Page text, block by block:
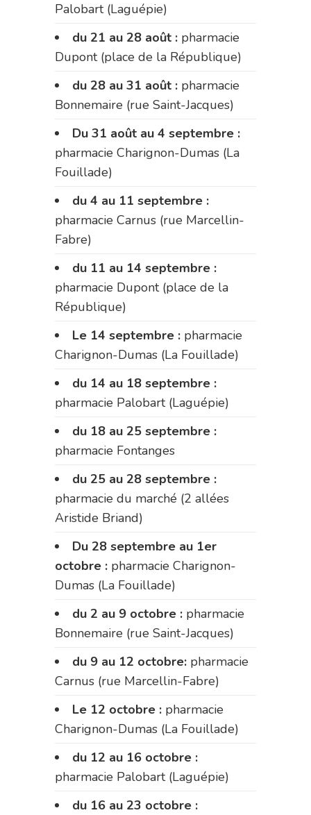
Palobart (Laguépie)
du 21 au 28 août : pharmacie
Dupont (place de la République)
du 28 au 31 août : pharmacie
Bonnemaire (rue Saint-Jacques)
Du 31 août au 4 septembre :
pharmacie Charignon-Dumas (La
Fouillade)
du 4 au 11 septembre :
pharmacie Carnus (rue Marcellin-
Fabre)
du 11 au 14 septembre :
pharmacie Dupont (place de la
République)
Le 14 septembre : pharmacie
Charignon-Dumas (La Fouillade)
du 14 au 18 septembre :
pharmacie Palobart (Laguépie)
du 18 au 25 septembre :
pharmacie Fontanges
du 25 au 28 septembre :
pharmacie du marché (2 allées
Aristide Briand)
Du 28 septembre au 1er
octobre : pharmacie Charignon-
Dumas (La Fouillade)
du 2 au 9 octobre : pharmacie
Bonnemaire (rue Saint-Jacques)
du 9 au 12 octobre: pharmacie
Carnus (rue Marcellin-Fabre)
Le 12 octobre : pharmacie
Charignon-Dumas (La Fouillade)
du 12 au 16 octobre :
pharmacie Palobart (Laguépie)
du 16 au 23 octobre :